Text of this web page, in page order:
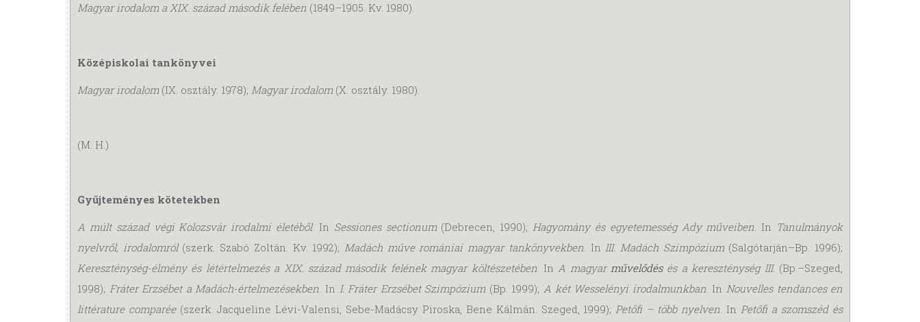
Magyar irodalom a XIX. század második felében (1849–1905. Kv. 1980).
Középiskolai tankönyvei
Magyar irodalom (IX. osztály. 1978); Magyar irodalom (X. osztály. 1980).
(M. H.)
Gyűjteményes kötetekben
A múlt század végi Kolozsvár irodalmi életéből. In Sessiones sectionum(Debrecen, 1990);Hagyomány és egyetemesség Ady műveiben. In Tanulmányok
nyelvről, irodalomról(szerk. Szabó Zoltán. Kv. 1992); Madách műve romániai magyar tankönyvekben. InIII. Madách Szimpózium(Salgótarján–Bp. 1996);
Kereszténység-élmény és létértelmezés a XIX. század második felének magyar költészetében. InA magyarművelődésés a kereszténység III. (Bp.–Szeged,
1998); Fráter Erzsébet a Madách-értelmezésekben. In I. Fráter Erzsébet Szimpózium (Bp. 1999);A két Wesselényi irodalmunkban. In Nouvelles tendances en
littérature comparée(szerk. Jacqueline Lévi-Valensi, Sebe-Madácsy Piroska, Bene Kálmán. Szeged, 1999);Petőfi – több nyelven. InPetőfi a szomszéd és